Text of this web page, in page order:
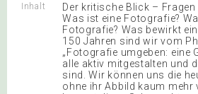
Inhalt
Der kritische Blick –
Was ist eine Fotografie?
Fotografie? Was bewirkt
150 Jahren sind wir vom
„Fotografie umgeben: eine
alle aktiv mitgestalten und
sind. Wir können uns die
ohne ihr Abbild kaum mehr